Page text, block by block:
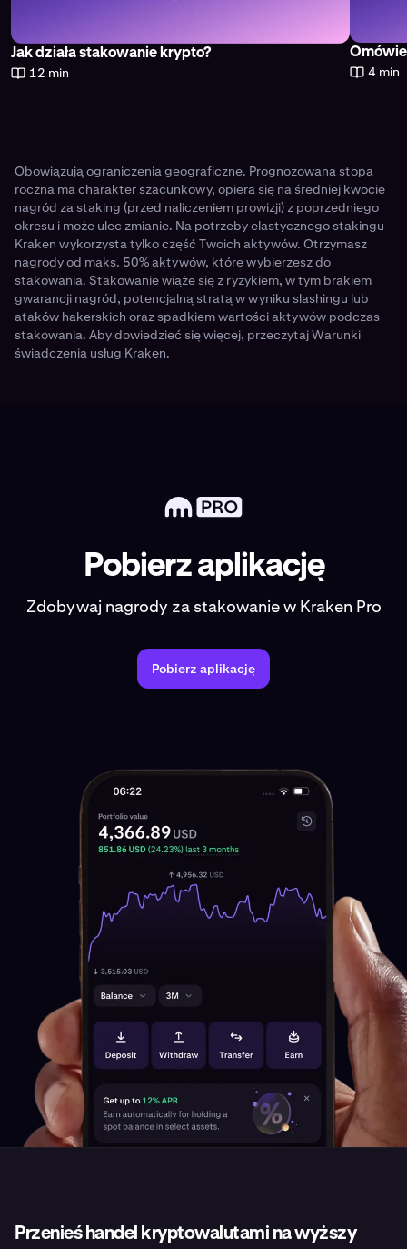
Jak działa stakowanie krypto?
12 min 4 min
Obowiązują ograniczenia geograficzne. Prognozowana stopa
roczna ma charakter szacunkowy, opiera się na średniej kwocie
nagród za staking (przed naliczeniem prowizji) z poprzedniego
okresu i może ulec zmianie. Na potrzeby elastycznego stakingu
Kraken wykorzysta tylko część Twoich aktywów. Otrzymasz
nagrody od maks. 50% aktywów, które wybierzesz do
stakowania. Stakowanie wiąże się z ryzykiem, w tym brakiem
gwarancji nagród, potencjalną stratą w wyniku slashingu lub
ataków hakerskich oraz spadkiem wartości aktywów podczas
stakowania. Aby dowiedzieć się więcej, przeczytajWarunki
świadczenia usług Kraken.
Pobierz aplikację
Zdobywaj nagrody za stakowanie w Kraken Pro
Pobierz aplikację
Przenieś handel kryptowalutami na wyższy